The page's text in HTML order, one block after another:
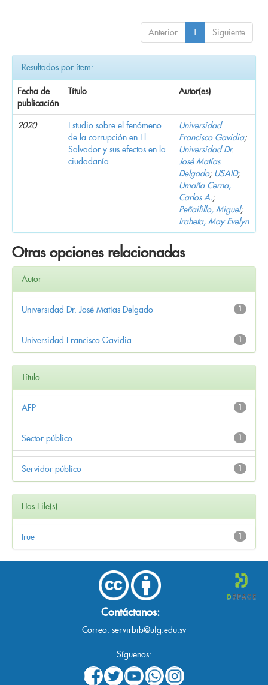
Anterior 1 Siguiente
Resultados por ítem:
Fecha de
publicación
Título Autor(es)
2020
Estudio sobre el fenómeno
de la corrupción en El
Salvador y sus efectos en la
ciudadanía
Universidad
Francisco Gavidia;
Universidad Dr.
José Matías
Delgado; USAID;
Umaña Cerna,
Carlos A.;
Peñailillo, Miguel;
Iraheta, May Evelyn
Otras opciones relacionadas
Autor
1
Universidad Dr. José Matías Delgado
1
Universidad Francisco Gavidia
Título
1
AFP
1
Sector público
1
Servidor público
Has File(s)
1
true
Contáctanos:
Correo: servirbib@ufg.edu.sv
Síguenos: